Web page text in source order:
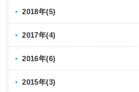
2018年(5)
2017年(4)
2016年(6)
2015年(3)